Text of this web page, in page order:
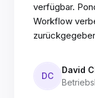
verfügbar.
Workflow
DC
David